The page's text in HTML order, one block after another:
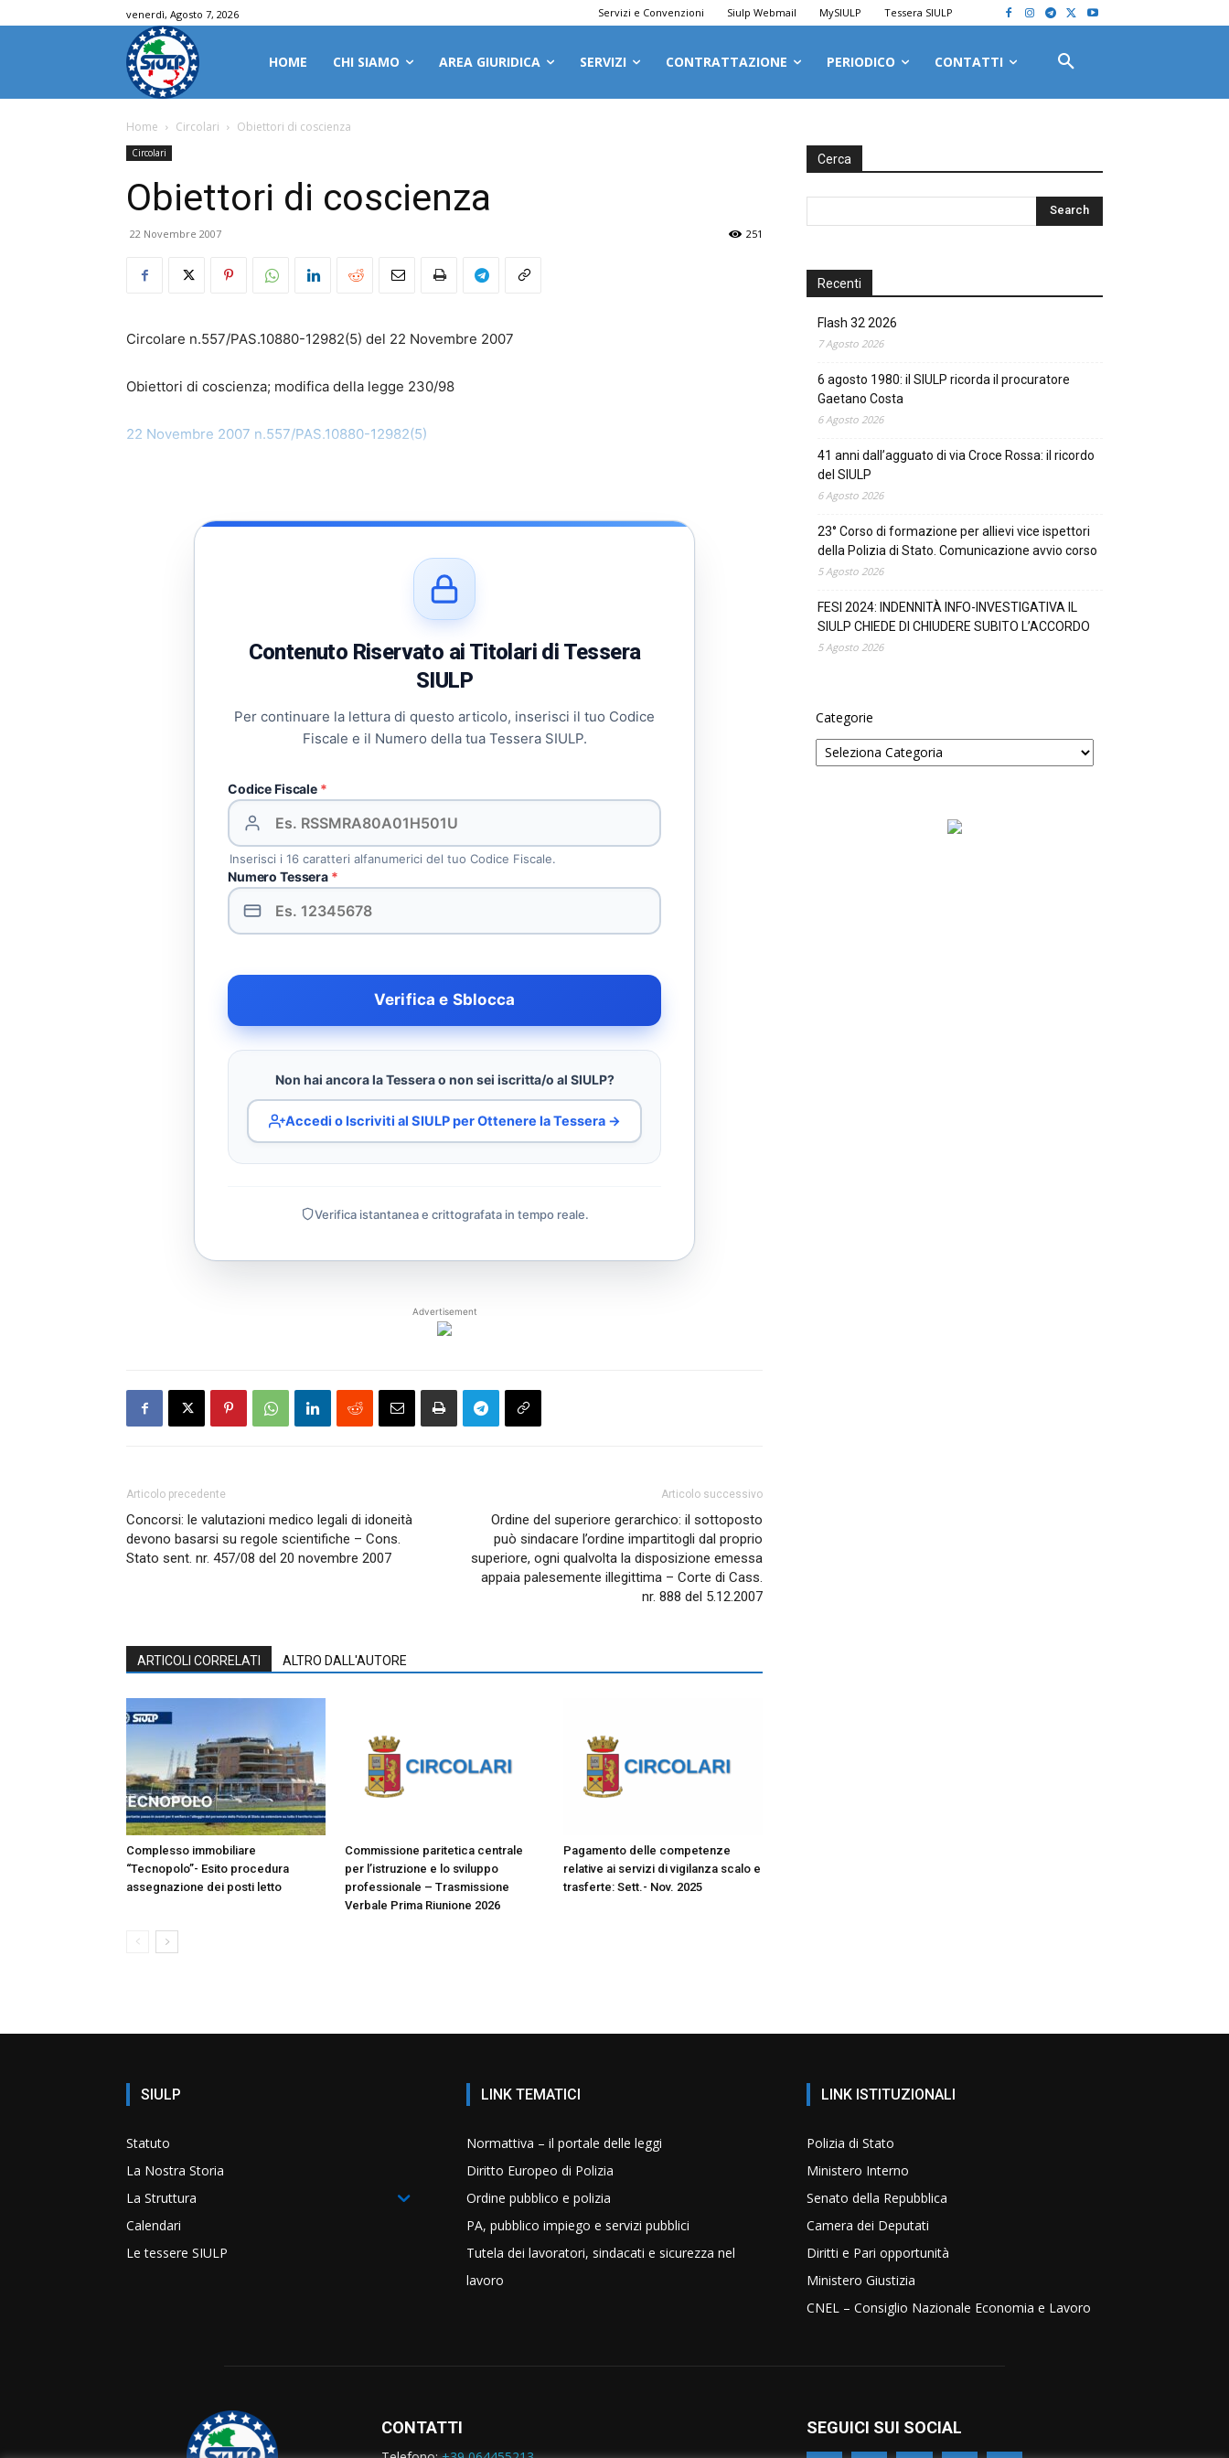
venerdì, Agosto 7, 2026 Servizi e Convenzioni Siulp Webmail MySIULP Tessera SIULP
HOME CHI SIAMO AREA GIURIDICA SERVIZI CONTRATTAZIONE PERIODICO CONTATTI
Home Circolari Obiettori di coscienza
Circolari
Obiettori di coscienza
22 Novembre 2007 251
Circolare n.557/PAS.10880-12982(5) del 22 Novembre 2007
Obiettori di coscienza; modifica della legge 230/98
22 Novembre 2007 n.557/PAS.10880-12982(5)
Contenuto Riservato ai Titolari di Tessera
SIULP
Per continuare la lettura di questo articolo, inserisci il tuo Codice
Fiscale e il Numero della tua Tessera SIULP.
Codice Fiscale *
Inserisci i 16 caratteri alfanumerici del tuo Codice Fiscale.
Numero Tessera *
Verifica e Sblocca
Non hai ancora la Tessera o non sei iscritta/o al SIULP?
Accedi o Iscriviti al SIULP per Ottenere la Tessera →
Verifica istantanea e crittografata in tempo reale.
Advertisement
Articolo precedente
Concorsi: le valutazioni medico legali di idoneità
devono basarsi su regole scientifiche – Cons.
Stato sent. nr. 457/08 del 20 novembre 2007
Articolo successivo
Ordine del superiore gerarchico: il sottoposto
può sindacare l’ordine impartitogli dal proprio
superiore, ogni qualvolta la disposizione emessa
appaia palesemente illegittima – Corte di Cass.
nr. 888 del 5.12.2007
ARTICOLI CORRELATI ALTRO DALL'AUTORE
Complesso immobiliare
“Tecnopolo”- Esito procedura
assegnazione dei posti letto
Commissione paritetica centrale
per l’istruzione e lo sviluppo
professionale – Trasmissione
Verbale Prima Riunione 2026
Pagamento delle competenze
relative ai servizi di vigilanza scalo e
trasferte: Sett.- Nov. 2025
Cerca
Recenti
Flash 32 2026
7 Agosto 2026
6 agosto 1980: il SIULP ricorda il procuratore
Gaetano Costa
6 Agosto 2026
41 anni dall’agguato di via Croce Rossa: il ricordo
del SIULP
6 Agosto 2026
23° Corso di formazione per allievi vice ispettori
della Polizia di Stato. Comunicazione avvio corso
5 Agosto 2026
FESI 2024: INDENNITÀ INFO-INVESTIGATIVA IL
SIULP CHIEDE DI CHIUDERE SUBITO L’ACCORDO
5 Agosto 2026
Categorie
SIULP
Statuto
La Nostra Storia
La Struttura
Calendari
Le tessere SIULP
LINK TEMATICI
Normattiva – il portale delle leggi
Diritto Europeo di Polizia
Ordine pubblico e polizia
PA, pubblico impiego e servizi pubblici
Tutela dei lavoratori, sindacati e sicurezza nel
lavoro
LINK ISTITUZIONALI
Polizia di Stato
Ministero Interno
Senato della Repubblica
Camera dei Deputati
Diritti e Pari opportunità
Ministero Giustizia
CNEL – Consiglio Nazionale Economia e Lavoro
CONTATTI SEGUICI SUI SOCIAL